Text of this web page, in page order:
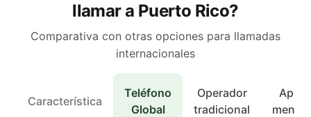
llamar a Puerto Rico?
Comparativa con otras opciones para llamadas
internacionales
Característica
Teléfono
Global
Operador
tradicional
Apps